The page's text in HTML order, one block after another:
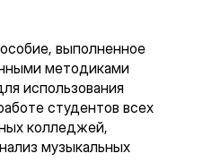
выполненное
методиками
использования
студентов всех
колледжей,
музыкальных